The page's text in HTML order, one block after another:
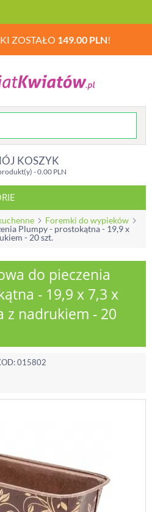
ZOSTAŁO 149.00 PLN!
KOSZYK
-0.00PLN
Foremki do wypieków
Plumpy - prostokątna - 19,9 x
- 20 szt.
do pieczenia
- 19,9 x 7,3 x
z nadrukiem - 20
015802